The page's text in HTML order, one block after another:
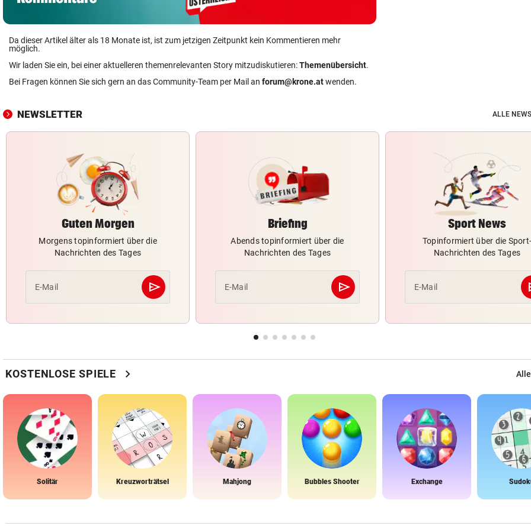
Da dieser Artikel älter als 18 Monate ist, ist zum jetzigen Zeitpunkt kein Kommentieren mehr
möglich.
Wir laden Sie ein, bei einer aktuelleren themenrelevanten Story mitzudiskutieren:Themenübersicht.
Bei Fragen können Sie sich gern an das Community-Team per Mail an forum@krone.atwenden.
NEWSLETTER ALLE
Guten Morgen
Morgens topinformiert über die
Nachrichten des Tages
E-Mail send
Abschicken
Briefing
Abends topinformiert über die
Nachrichten des Tages
E-Mail send
Abschicken
Sport News
Topinformiert über die Sport-
Nachrichten des Tages
E-Mail
KOSTENLOSE SPIELE chevron_right
Solitär Kreuzworträtsel Mahjong Bubbles Shooter Exchange